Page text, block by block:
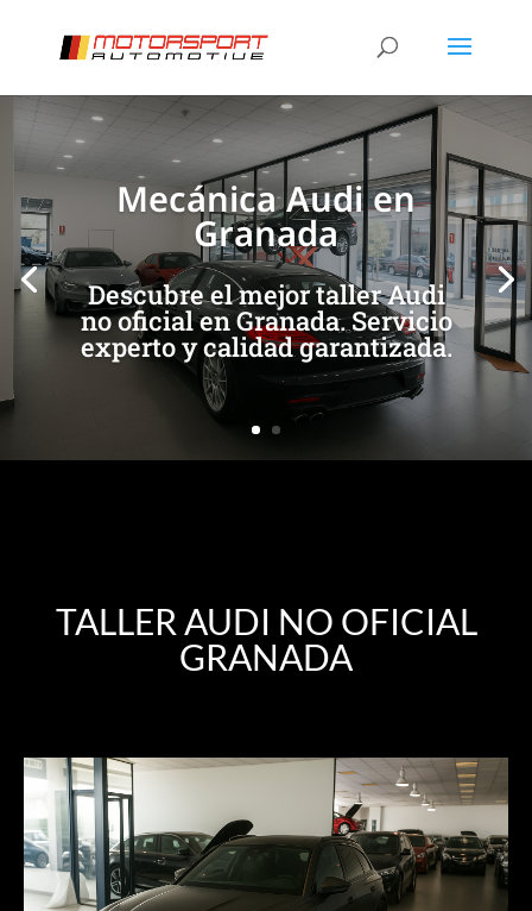
Mecánica Audi en
Granada
Descubre el mejor taller Audi
no oficial en Granada. Servicio
experto y calidad garantizada.
[/et_pb_slide] [/et_pb_slide]
TALLER AUDI NO OFICIAL
GRANADA